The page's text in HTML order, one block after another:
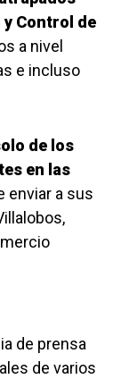
Control de
a nivel
e incluso
de los
en las
enviar a sus
de prensa
de varios